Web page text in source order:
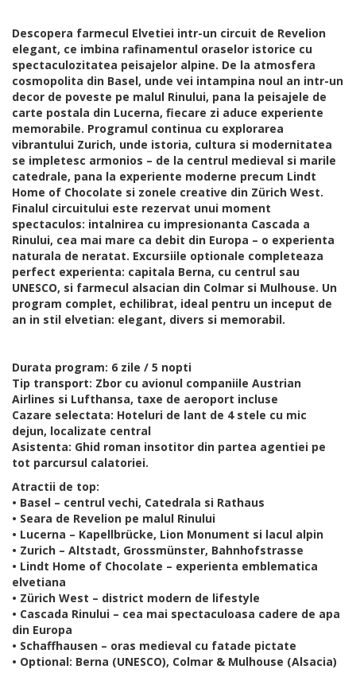
Descopera farmecul Elvetiei intr-un circuit de Revelion
elegant, ce imbina rafinamentul oraselor istorice cu
spectaculozitatea peisajelor alpine. De la atmosfera
cosmopolita din Basel, unde vei intampina noul an intr-un
decor de poveste pe malul Rinului, pana la peisajele de
carte postala din Lucerna, fiecare zi aduce experiente
memorabile. Programul continua cu explorarea
vibrantului Zurich, unde istoria, cultura si modernitatea
se impletesc armonios – de la centrul medieval si marile
catedrale, pana la experiente moderne precum Lindt
Home of Chocolate si zonele creative din Zürich West.
Finalul circuitului este rezervat unui moment
spectaculos: intalnirea cu impresionanta Cascada a
Rinului, cea mai mare ca debit din Europa – o experienta
naturala de neratat. Excursiile optionale completeaza
perfect experienta: capitala Berna, cu centrul sau
UNESCO, si farmecul alsacian din Colmar si Mulhouse. Un
program complet, echilibrat, ideal pentru un inceput de
an in stil elvetian: elegant, divers si memorabil.
Durata program: 6 zile / 5 nopti
Tip transport: Zbor cu avionul companiile Austrian
Airlines si Lufthansa, taxe de aeroport incluse
Cazare selectata: Hoteluri de lant de 4 stele cu mic
dejun, localizate central
Asistenta: Ghid roman insotitor din partea agentiei pe
tot parcursul calatoriei.
Atractii de top:
• Basel – centrul vechi, Catedrala si Rathaus
• Seara de Revelion pe malul Rinului
• Lucerna – Kapellbrücke, Lion Monument si lacul alpin
• Zurich – Altstadt, Grossmünster, Bahnhofstrasse
• Lindt Home of Chocolate – experienta emblematica
elvetiana
• Zürich West – district modern de lifestyle
• Cascada Rinului – cea mai spectaculoasa cadere de apa
din Europa
• Schaffhausen – oras medieval cu fatade pictate
• Optional: Berna (UNESCO), Colmar & Mulhouse (Alsacia)